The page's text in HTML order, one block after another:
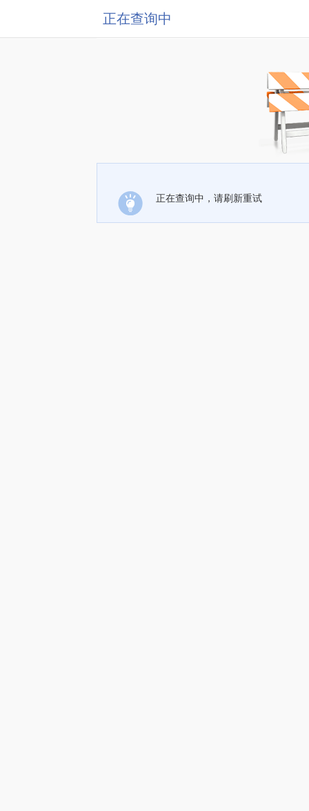
正在查询中
正在查询中，请刷新重试